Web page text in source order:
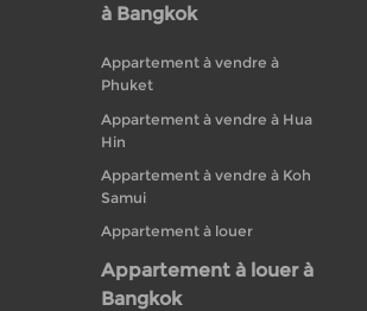
à Bangkok
Appartement à vendre à
Phuket
Appartement à vendre à Hua
Hin
Appartement à vendre à Koh
Samui
Appartement à louer
Appartement à louer à
Bangkok